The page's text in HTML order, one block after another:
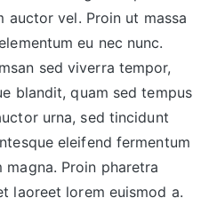
auctor vel. Proin ut massa
eu nec nunc.
sed viverra tempor,
blandit, quam sed tempus
urna, sed tincidunt
eleifend fermentum
Proin pharetra
laoreet lorem euismod a.